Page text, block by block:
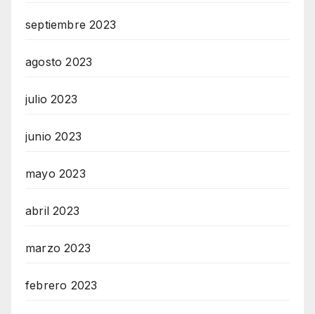
septiembre 2023
agosto 2023
julio 2023
junio 2023
mayo 2023
abril 2023
marzo 2023
febrero 2023